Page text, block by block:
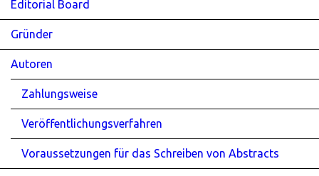
Editorial Board
Gründer
Autoren
Zahlungsweise
Veröffentlichungsverfahren
Voraussetzungen für das Schreiben von Abstracts